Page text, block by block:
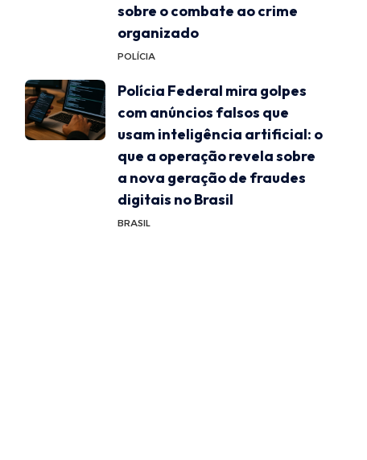
sobre o combate ao crime
organizado
POLÍCIA
Polícia Federal mira golpes
com anúncios falsos que
usam inteligência artificial: o
que a operação revela sobre
a nova geração de fraudes
digitais no Brasil
BRASIL